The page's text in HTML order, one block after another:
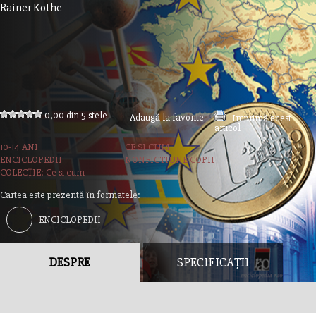
Rainer Kothe
0,00 din 5 stele Adaugă la favorite
Imprimă acest
articol
10-14 ANI
CE SI CUM
ENCICLOPEDII
NONFICTIUNE COPII
COLECȚIE: Ce si cum
Cartea este prezentă în formatele:
ENCICLOPEDII
DESPRE SPECIFICAȚII